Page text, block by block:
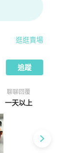
逛逛賣場
追蹤
聊聊回覆
一天以上